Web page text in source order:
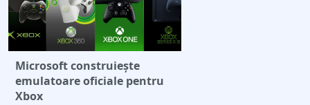
Microsoft construiește
emulatoare oficiale pentru
Xbox